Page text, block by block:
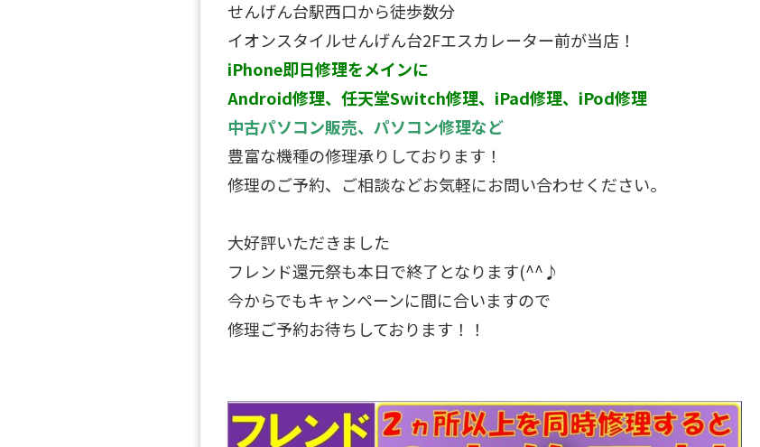
せんげん台駅西口から徒歩数分
イオンスタイルせんげん台2Fエスカレーター前が当店！
iPhone即日修理をメインに
Android修理、任天堂Switch修理、iPad修理、iPod修理
中古パソコン販売、パソコン修理など
豊富な機種の修理承りしております！
修理のご予約、ご相談などお気軽にお問い合わせください。
大好評いただきました
フレンド還元祭も本日で終了となります(^^♪
今からでもキャンペーンに間に合いますので
修理ご予約お待ちしております！！